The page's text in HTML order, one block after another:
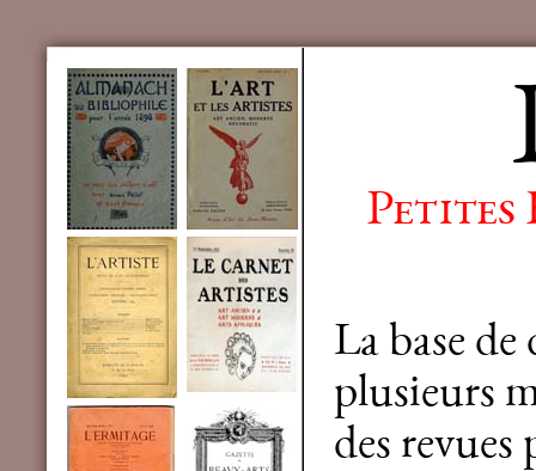
Petites
La base
plusieurs
des revues